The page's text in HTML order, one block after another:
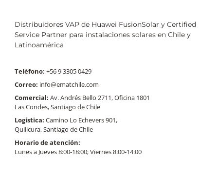
Distribuidores VAP de Huawei FusionSolar y Certified
Service Partner para instalaciones solares en Chile y
Latinoamérica
Teléfono: +56 9 3305 0429
Correo: info@ematchile.com
Comercial: Av. Andrés Bello 2711, Oficina 1801
Las Condes, Santiago de Chile
Logística: Camino Lo Echevers 901,
Quilicura, Santiago de Chile
Horario de atención:
Lunes a Jueves 8:00-18:00; Viernes 8:00-14:00